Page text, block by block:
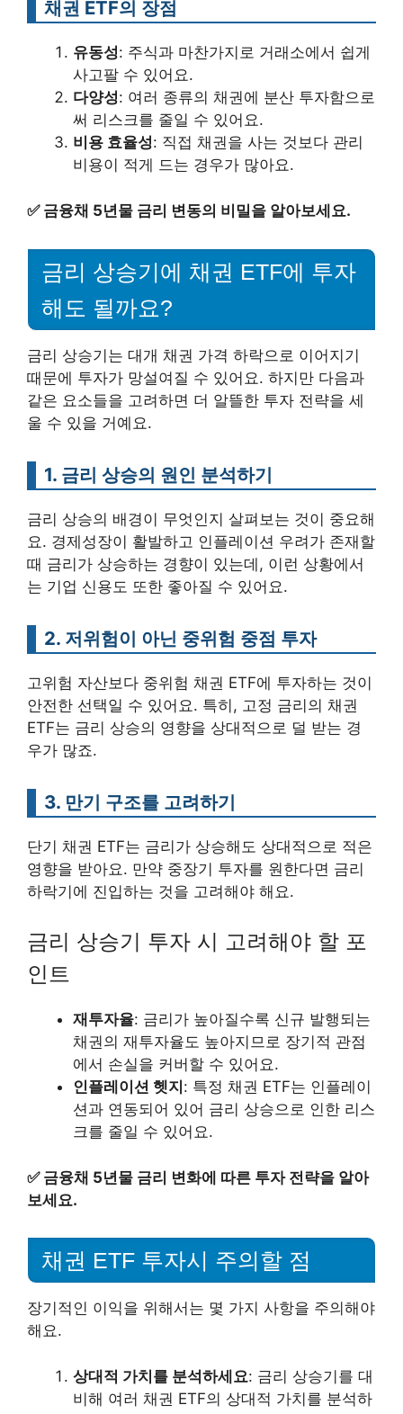
채권 ETF의 장점
유동성: 주식과 마찬가지로 거래소에서 쉽게
사고팔 수 있어요.
다양성: 여러 종류의 채권에 분산 투자함으로
써 리스크를 줄일 수 있어요.
비용 효율성: 직접 채권을 사는 것보다 관리
비용이 적게 드는 경우가 많아요.
✅ 금융채 5년물 금리 변동의 비밀을 알아보세요.
금리 상승기에 채권 ETF에 투자
해도 될까요?
금리 상승기는 대개 채권 가격 하락으로 이어지기
때문에 투자가 망설여질 수 있어요. 하지만 다음과
같은 요소들을 고려하면 더 알뜰한 투자 전략을 세
울 수 있을 거예요.
1. 금리 상승의 원인 분석하기
금리 상승의 배경이 무엇인지 살펴보는 것이 중요해
요. 경제성장이 활발하고 인플레이션 우려가 존재할
때 금리가 상승하는 경향이 있는데, 이런 상황에서
는 기업 신용도 또한 좋아질 수 있어요.
2. 저위험이 아닌 중위험 중점 투자
고위험 자산보다 중위험 채권 ETF에 투자하는 것이
안전한 선택일 수 있어요. 특히, 고정 금리의 채권
ETF는 금리 상승의 영향을 상대적으로 덜 받는 경
우가 많죠.
3. 만기 구조를 고려하기
단기 채권 ETF는 금리가 상승해도 상대적으로 적은
영향을 받아요. 만약 중장기 투자를 원한다면 금리
하락기에 진입하는 것을 고려해야 해요.
금리 상승기 투자 시 고려해야 할 포
인트
재투자율: 금리가 높아질수록 신규 발행되는
채권의 재투자율도 높아지므로 장기적 관점
에서 손실을 커버할 수 있어요.
인플레이션 헷지 : 특정 채권 ETF는 인플레이
션과 연동되어 있어 금리 상승으로 인한 리스
크를 줄일 수 있어요.
✅ 금융채 5년물 금리 변화에 따른 투자 전략을 알아
보세요.
채권 ETF 투자시 주의할 점
장기적인 이익을 위해서는 몇 가지 사항을 주의해야
해요.
상대적 가치를 분석하세요: 금리 상승기를 대
비해 여러 채권 ETF의 상대적 가치를 분석하